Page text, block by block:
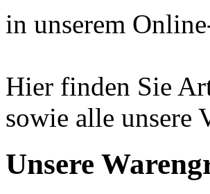
in unserem
Hier finden Sie
sowie alle unsere
Unsere